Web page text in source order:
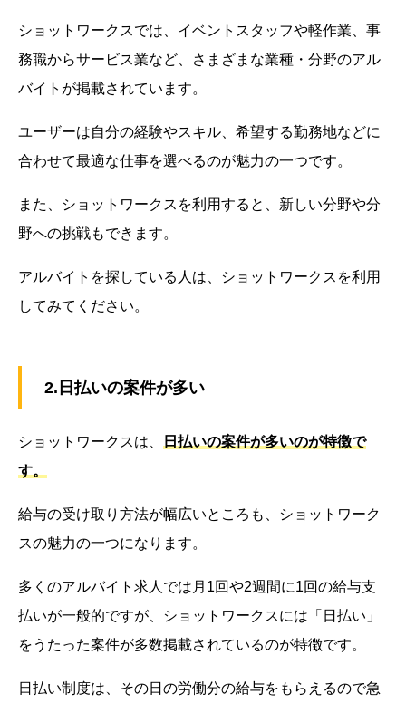
ショットワークスでは、イベントスタッフや軽作業、事
務職からサービス業など、さまざまな業種・分野のアル
バイトが掲載されています。
ユーザーは自分の経験やスキル、希望する勤務地などに
合わせて最適な仕事を選べるのが魅力の一つです。
また、ショットワークスを利用すると、新しい分野や分
野への挑戦もできます。
アルバイトを探している人は、ショットワークスを利用
してみてください。
2.日払いの案件が多い
ショットワークスは、
日払いの案件が多いのが特徴で
す。
給与の受け取り方法が幅広いところも、ショットワーク
スの魅力の一つになります。
多くのアルバイト求人では月1回や2週間に1回の給与支
払いが一般的ですが、ショットワークスには「日払い」
をうたった案件が多数掲載されているのが特徴です。
日払い制度は、その日の労働分の給与をもらえるので急